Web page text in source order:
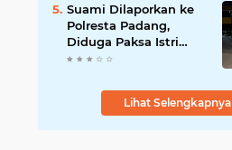
Strategis
Suami Dilaporkan ke
Polresta Padang,
Diduga Paksa Istri
Layani Pria Lain
Lihat Selengkapnya